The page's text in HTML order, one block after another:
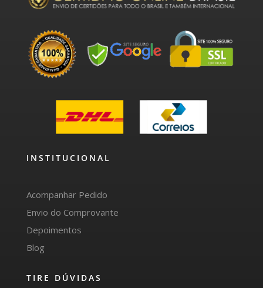
INSTITUCIONAL
Acompanhar Pedido
Envio do Comprovante
Depoimentos
Blog
TIRE DÚVIDAS